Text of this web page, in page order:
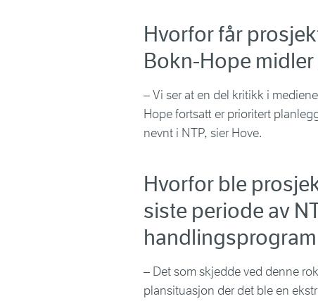
Hvorfor får
Bokn-Hope
– Vi ser at en del kritikk i
Hope fortsatt er prioritert
nevnt i NTP, sier Hove.
Hvorfor ble
siste periode av
– Det som skjedde ved denne
plansituasjon der det ble en